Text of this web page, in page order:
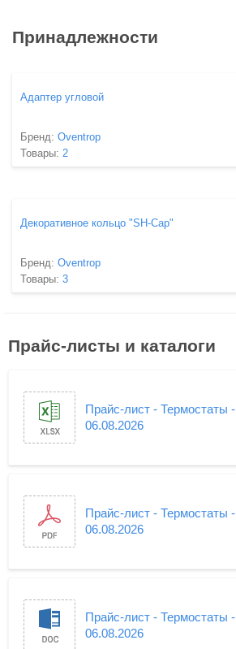
Принадлежности
Адаптер угловой
Бренд: Oventrop
Товары: 2
Декоративное кольцо "SH-Cap"
Бренд: Oventrop
Товары: 3
Прайс-листы и каталоги
Прайс-лист - Термостаты -
06.08.2026
Прайс-лист - Термостаты -
06.08.2026
Прайс-лист - Термостаты -
06.08.2026